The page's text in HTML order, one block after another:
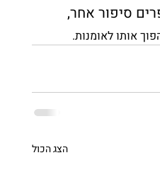
סיפור אחר,
אותו לאומנות.
הצג הכול